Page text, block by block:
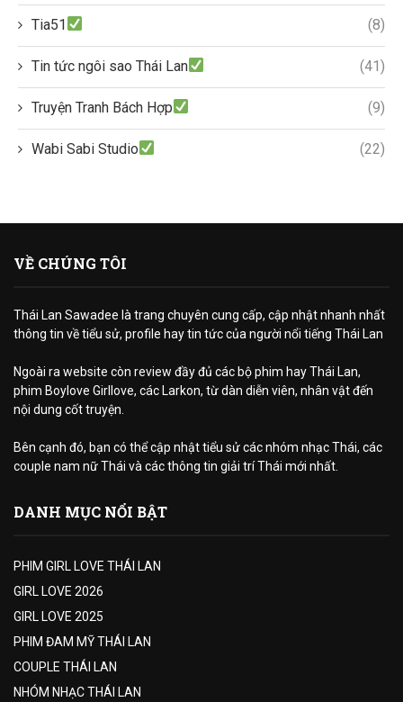
Tia51 (8)
Tin tức ngôi sao Thái Lan (41)
Truyện Tranh Bách Hợp (9)
Wabi Sabi Studio (22)
VỀ CHÚNG TÔI
Thái Lan Sawadee là trang chuyên cung cấp, cập nhật nhanh nhất
thông tin về tiểu sử, profile hay tin tức của người nổi tiếng Thái Lan
Ngoài ra website còn review đầy đủ các bộ phim hay Thái Lan,
phim Boylove Girllove, các Larkon, từ dàn diễn viên, nhân vật đến
nội dung cốt truyện.
Bên cạnh đó, bạn có thể cập nhật tiểu sử các nhóm nhạc Thái, các
couple nam nữ Thái và các thông tin giải trí Thái mới nhất.
DANH MỤC NỔI BẬT
PHIM GIRL LOVE THÁI LAN
GIRL LOVE 2026
GIRL LOVE 2025
PHIM ĐAM MỸ THÁI LAN
COUPLE THÁI LAN
NHÓM NHẠC THÁI LAN